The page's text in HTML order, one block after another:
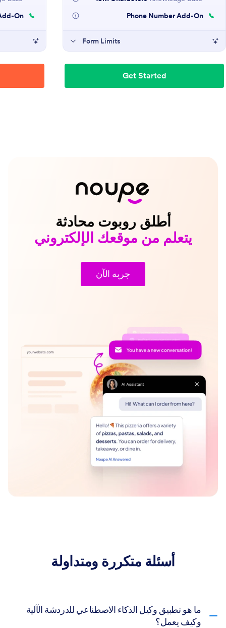
Phone Number Add-On
Form Limits
Get Started
On
أطلق روبوت محادثة
يتعلم من موقعك الإلكتروني
جربه الآن
أسئلة متكررة ومتداولة
ما هو تطبيق وكيل الذكاء الاصطناعي للدردشة الآلية
وكيف يعمل؟